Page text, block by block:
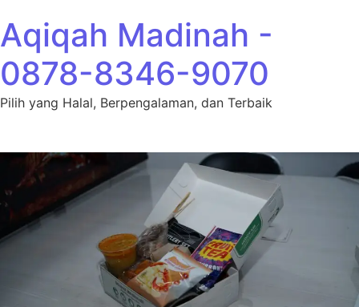
Aqiqah Madinah -
0878-8346-9070
Pilih yang Halal, Berpengalaman, dan Terbaik